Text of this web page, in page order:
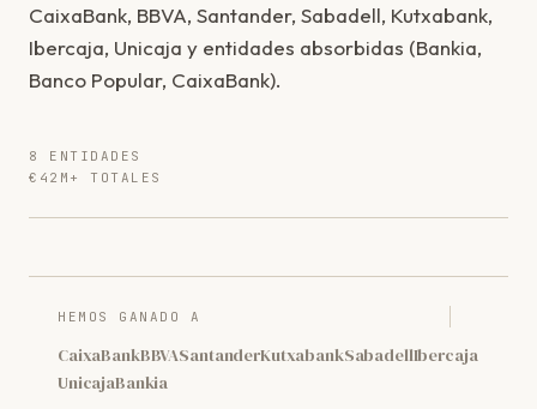
CaixaBank, BBVA, Santander, Sabadell, Kutxabank,
Ibercaja, Unicaja y entidades absorbidas (Bankia,
Banco Popular, CaixaBank).
8 ENTIDADES
€42M+ TOTALES
HEMOS GANADO A
CaixaBankBBVASantanderKutxabankSabadellIbercaja
UnicajaBankia